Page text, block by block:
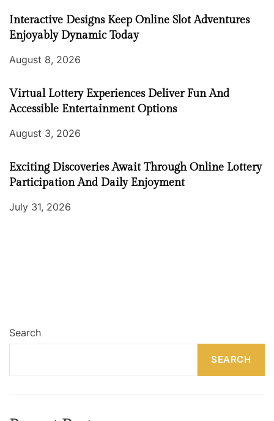
Interactive Designs Keep Online Slot Adventures
Enjoyably Dynamic Today
August 8, 2026
Virtual Lottery Experiences Deliver Fun And
Accessible Entertainment Options
August 3, 2026
Exciting Discoveries Await Through Online Lottery
Participation And Daily Enjoyment
July 31, 2026
Search
SEARCH